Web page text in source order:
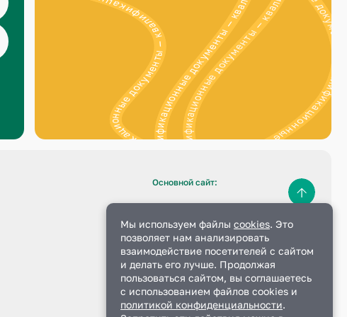
все квалификационные документы для судебных экспертов — все квалификационные документы для судебных экспертов —все квалификационные документы для судебных экспертов — все квалификационные документы для судебных экспертов —
квалификационные документы — квалификационные документы — квалификационные документы —квалификационные документы — квалификационные документы — квалификационные документы — квалификационные документы —
Мы используем файлы cookies. Это
позволяет нам анализировать
взаимодействие посетителей с сайтом
и делать его лучше. Продолжая
пользоваться сайтом, вы соглашаетесь
с использованием файлов cookies и
политикой конфиденциальности.
Основной сайт:
Данный сайт является
официальным